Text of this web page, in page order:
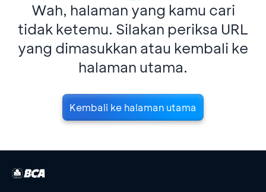
Wah, halaman yang kamu cari
tidak ketemu. Silakan periksa URL
yang dimasukkan atau kembali ke
halaman utama.
Kembali ke halaman utama